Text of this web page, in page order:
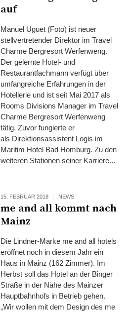
auf
Manuel Uguet (Foto) ist neuer
stellvertretender Direktor im Travel
Charme Bergresort Werfenweng.
Der gelernte Hotel- und
Restaurantfachmann verfügt über
umfangreiche Erfahrungen in der
Hotellerie und ist seit Mai 2017 als
Rooms Divisions Manager im Travel
Charme Bergresort Werfenweng
tätig. Zuvor fungierte er
als Direktionsassistent Logis im
Maritim Hotel Bad Homburg. Zu den
weiteren Stationen seiner Karriere...
15. FEBRUAR 2018 NEWS
me and all kommt nach
Mainz
Die Lindner-Marke me and all hotels
eröffnet noch in diesem Jahr ein
Haus in Mainz (162 Zimmer). Im
Herbst soll das Hotel an der Binger
Straße in der Nähe des Mainzer
Hauptbahnhofs in Betrieb gehen.
„Wir wollen mit dem Design des me